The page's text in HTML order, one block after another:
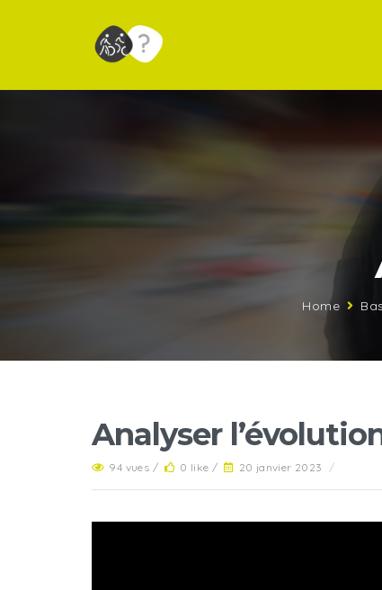
Home
Analyser
94 vues / 0 like / 20 janvier 2023 /